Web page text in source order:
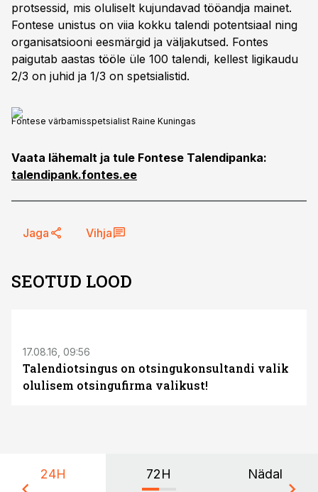
protsessid, mis oluliselt kujundavad tööandja mainet.
Fontese unistus on viia kokku talendi potentsiaal ning
organisatsiooni eesmärgid ja väljakutsed. Fontes
paigutab aastas tööle üle 100 talendi, kellest ligikaudu
2/3 on juhid ja 1/3 on spetsialistid.
Fontese värbamisspetsialist Raine Kuningas
Vaata lähemalt ja tule Fontese Talendipanka:
talendipank.fontes.ee
Jaga Vihja
SEOTUD LOOD
17.08.16, 09:56
Talendiotsingus on otsingukonsultandi valik
olulisem otsingufirma valikust!
24H 72H Nädal